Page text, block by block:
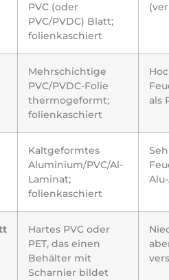
PVC (oder
PVC/PVDC) Blatt;
folienkaschiert
Mehrschichtige
PVC/PVDC-Folie
thermogeformt;
folienkaschiert
als
Kaltgeformtes
Aluminium/PVC/Al-
Laminat;
folienkaschiert
Hartes PVC oder
PET, das einen
Behälter mit
Scharnier bildet